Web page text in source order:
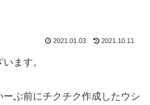
2021.01.03 2021.10.11
ます。
ぶ前にチクチク作成したウシ